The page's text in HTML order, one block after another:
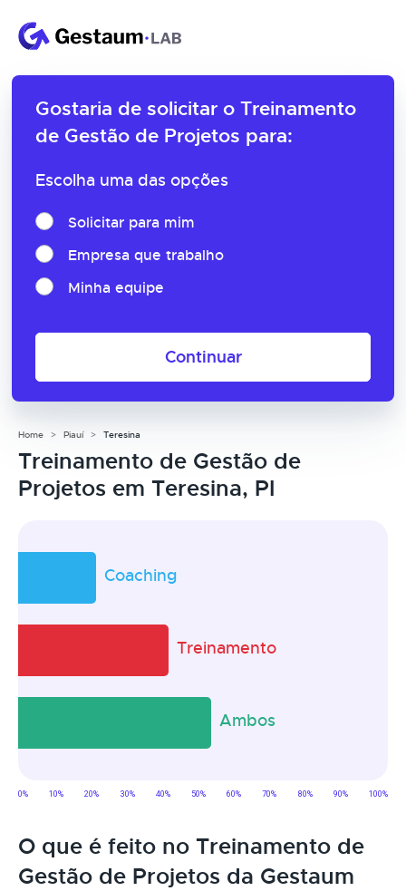
Gostaria de solicitar o Treinamento
de Gestão de Projetos para:
Escolha uma das opções
Solicitar para mim
Empresa que trabalho
Minha equipe
Continuar
Home Piauí Teresina
Treinamento de Gestão de
Projetos em Teresina, PI
O que é feito no Treinamento de
Gestão de Projetos da Gestaum